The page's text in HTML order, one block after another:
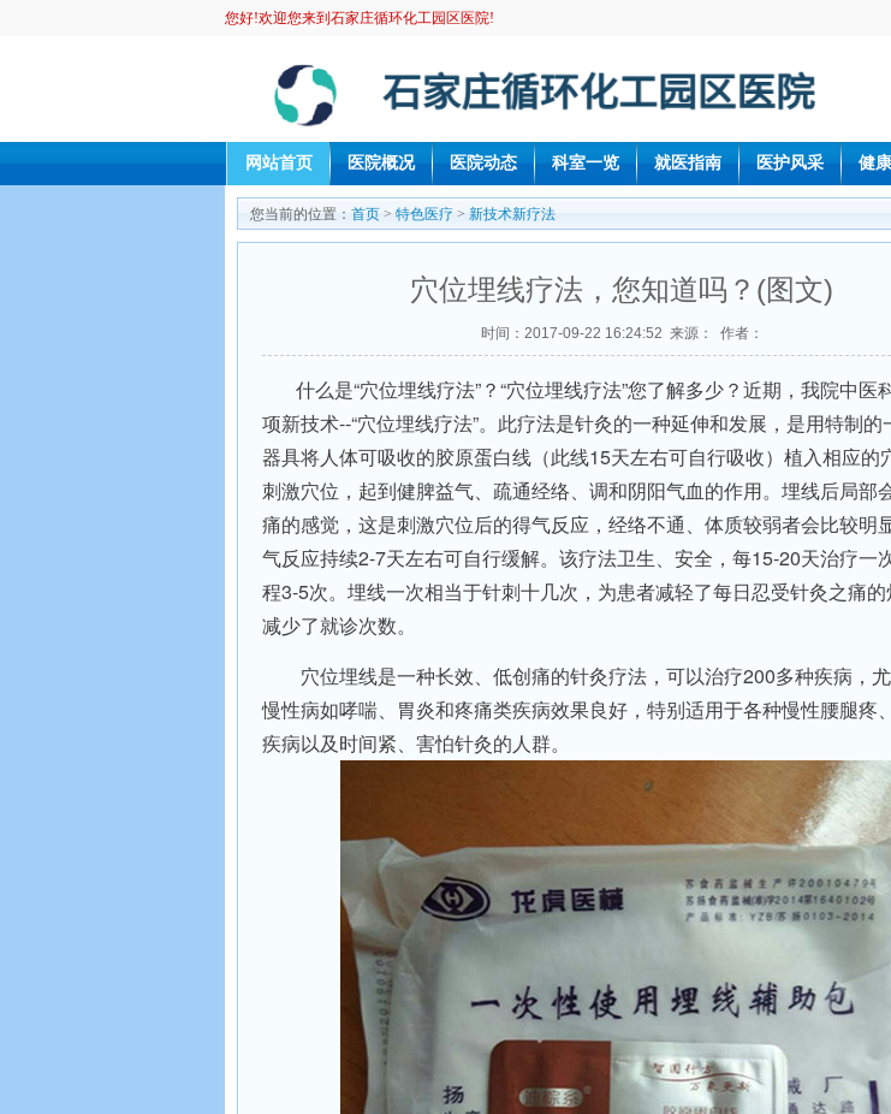
您好!欢迎您来到石家庄循环化工园区医院!
网站首页 医院概况 医院动态 科室一览 就医指南 医护风采 健
您当前的位置： 首页 > 特色医疗 > 新技术新疗法
穴位埋线疗法，您知道吗？(图文)
时间：2017-09-22 16:24:52 来源： 作者：
什么是“穴位埋线疗法”？“穴位埋线疗法”您了解多少？近期，我院中医
项新技术--“穴位埋线疗法”。此疗法是针灸的一种延伸和发展，是用特制的
器具将人体可吸收的胶原蛋白线（此线15天左右可自行吸收）植入相应的
刺激穴位，起到健脾益气、疏通经络、调和阴阳气血的作用。埋线后局部
痛的感觉，这是刺激穴位后的得气反应，经络不通、体质较弱者会比较明
气反应持续2-7天左右可自行缓解。该疗法卫生、安全，每15-20天治疗一
程3-5次。埋线一次相当于针刺十几次，为患者减轻了每日忍受针灸之痛
减少了就诊次数。
穴位埋线是一种长效、低创痛的针灸疗法，可以治疗200多种疾病，
慢性病如哮喘、胃炎和疼痛类疾病效果良好，特别适用于各种慢性腰腿疼
疾病以及时间紧、害怕针灸的人群。